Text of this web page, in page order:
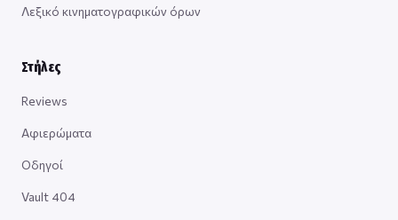
Λεξικό κινηματογραφικών όρων
Στήλες
Reviews
Αφιερώματα
Οδηγοί
Vault 404